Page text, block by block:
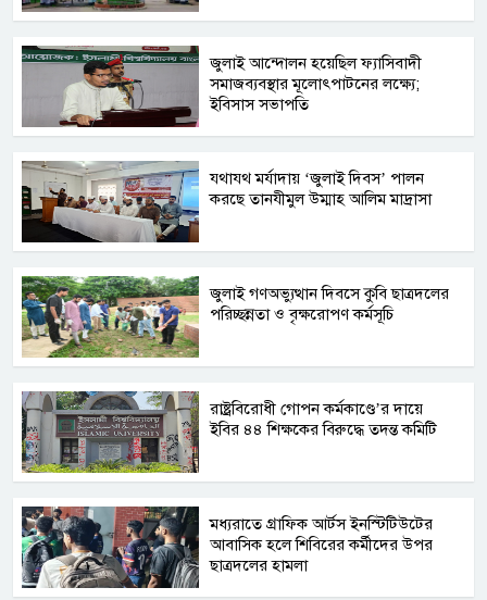
জুলাই আন্দোলন হয়েছিল ফ্যাসিবাদী
সমাজব্যবস্থার মূলোৎপাটনের লক্ষ্যে;
ইবিসাস সভাপতি
যথাযথ মর্যাদায় ‘জুলাই দিবস’ পালন
করছে তানযীমুল উম্মাহ আলিম মাদ্রাসা
জুলাই গণঅভ্যুত্থান দিবসে কুবি ছাত্রদলের
পরিচ্ছন্নতা ও বৃক্ষরোপণ কর্মসূচি
রাষ্ট্রবিরোধী গোপন কর্মকাণ্ডে’র দায়ে
ইবির ৪৪ শিক্ষকের বিরুদ্ধে তদন্ত কমিটি
মধ্যরাতে গ্রাফিক আর্টস ইনস্টিটিউটের
আবাসিক হলে শিবিরের কর্মীদের উপর
ছাত্রদলের হামলা